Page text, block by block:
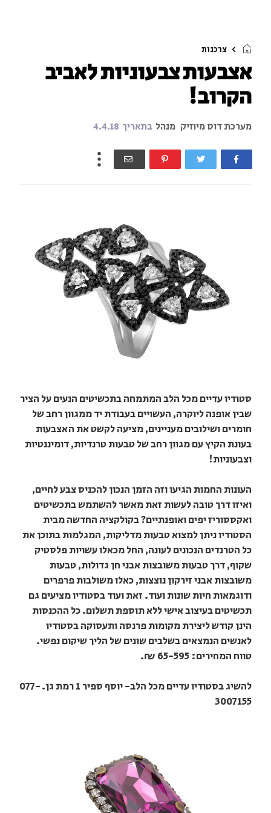
צרכנות
אצבעות צבעוניות לאביב
הקרוב!
מערכת דוס מיוזיק מנהל בתאריך 4.4.18
סטודיו עדיים מכל הלב המתמחה בתכשיטים הנעים על הציר
שבין אופנה ליוקרה, העשויים בעבודת יד ממגוון רחב של
חומרים ושילובים מעניינים, מציעה לקשט את האצבעות
בעונת הקיץ עם מגוון רחב של טבעות טרנדיות, דומיננטיות
וצבעוניות!
העונות החמות הגיעו וזה הזמן הנכון להכניס צבע לחיים,
ואיזו דרך טובה לעשות זאת מאשר להשתמש בתכשיטים
ואקססוריז יפים ואופנתיים? בקולקציה החדשה מבית
הסטודיו ניתן למצוא טבעות מדליקות, המגלמות בתוכן את
כל הטרנדים הנכונים לעונה, החל מכאלו עשויות פלסטיק
שקוף, דרך טבעות משובצות אבני חן גדולות, טבעות
משובצות אבני זירקון נוצצות, כאלו משולבות פרפרים
ודוגמאות חיות שונות ועוד. זאת ועוד בסטודיו מציעים גם
תכשיטים בעיצוב אישי ללא תוספת תשלום. כל ההכנסות
הינן קודש ליצירת מקומות פרנסה ותעסוקה בסטודיו
לאנשים הנמצאים בשלבים שונים של הליך שיקום נפשי.
טווח המחירים: 65-595 ₪.
להשיג בסטודיו עדיים מכל הלב- יוסף ספיר 1 רמת גן. 077-
3007155